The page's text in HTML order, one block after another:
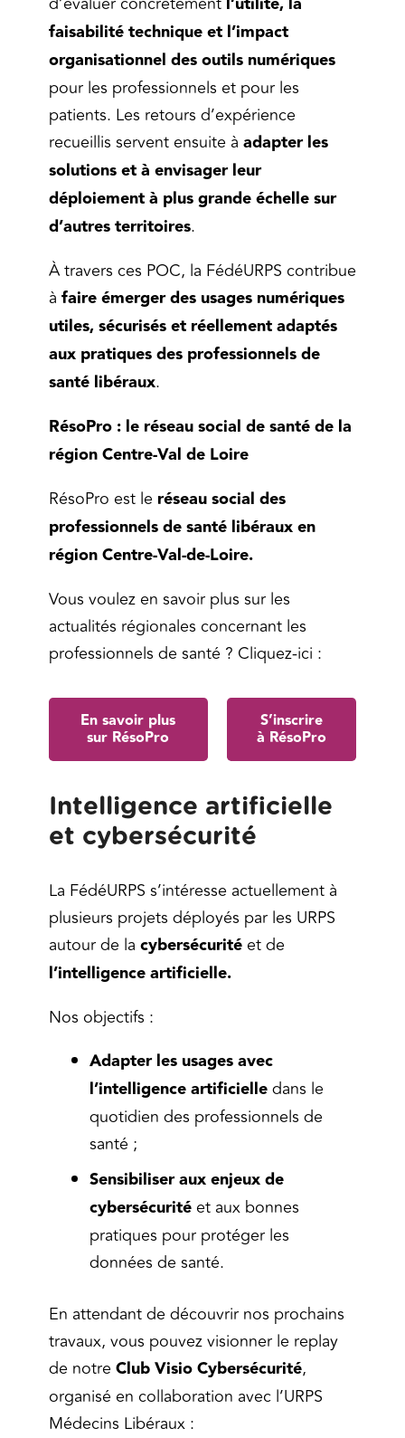
faisabilité technique et l’impact
organisationnel des outils numériques
pour les professionnels et pour les
patients. Les retours d’expérience
recueillis servent ensuite à adapter les
solutions et à envisager leur
déploiement à plus grande échelle sur
d’autres territoires.
À travers ces POC, la FédéURPS contribue
à faire émerger des usages numériques
utiles, sécurisés et réellement adaptés
aux pratiques des professionnels de
santé libéraux.
RésoPro : le réseau social de santé de la
région Centre-Val de Loire
RésoPro est le réseau social des
professionnels de santé libéraux en
région Centre-Val-de-Loire.
Vous voulez en savoir plus sur les
actualités régionales concernant les
professionnels de santé ? Cliquez-ici :
En savoir plus
sur RésoPro
S’inscrire
à RésoPro
Intelligence artificielle
et cybersécurité
La FédéURPS s’intéresse actuellement à
plusieurs projets déployés par les URPS
autour de la cybersécurité et de
l’intelligence artificielle.
Nos objectifs :
Adapter les usages avec
l’intelligence artificielledans le
quotidien des professionnels de
santé ;
Sensibiliser aux enjeux de
cybersécurité et aux bonnes
pratiques pour protéger les
données de santé.
En attendant de découvrir nos prochains
travaux, vous pouvez visionner le replay
de notreClub Visio Cybersécurité,
organisé en collaboration avec l’URPS
Médecins Libéraux :